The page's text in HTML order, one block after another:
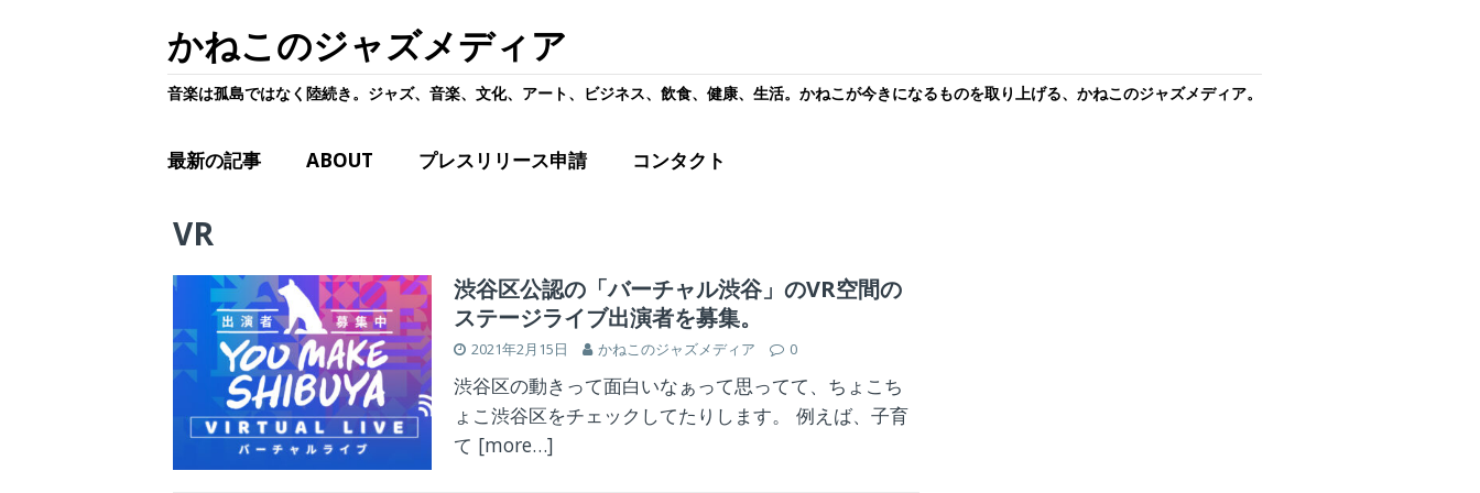
かねこのジャズメディア
音楽は孤島ではなく陸続き。ジャズ、音楽、文化、アート、ビジネス、飲食、健康、生活。かねこが今きになるものを取り上げる、かねこのジャズメディア。
最新の記事 ABOUT プレスリリース申請 コンタクト
VR
渋谷区公認の「バーチャル渋谷」のVR空間の
ステージライブ出演者を募集。
2021年2月15日 かねこのジャズメディア 0
渋谷区の動きって面白いなぁって思ってて、ちょこち
ょこ渋谷区をチェックしてたりします。 例えば、子育
て [more…]